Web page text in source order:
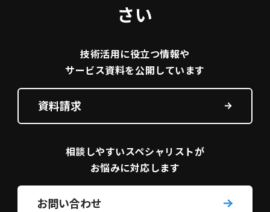
さい
技術活用に役立つ情報や
サービス資料を公開しています
資料請求
相談しやすいスペシャリストが
お悩みに対応します
お問い合わせ